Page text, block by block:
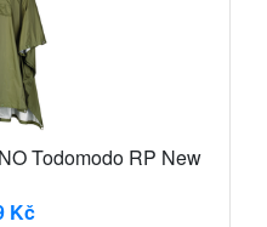
Todomodo RP New
Kč